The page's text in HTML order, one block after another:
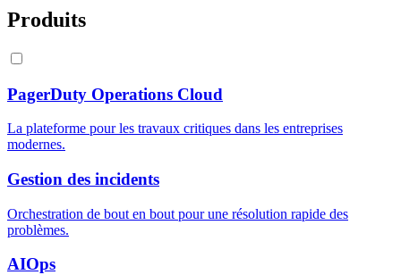
Produits
PagerDuty Operations Cloud
La plateforme pour les travaux critiques dans les entreprises
modernes.
Gestion des incidents
Orchestration de bout en bout pour une résolution rapide des
problèmes.
AIOps